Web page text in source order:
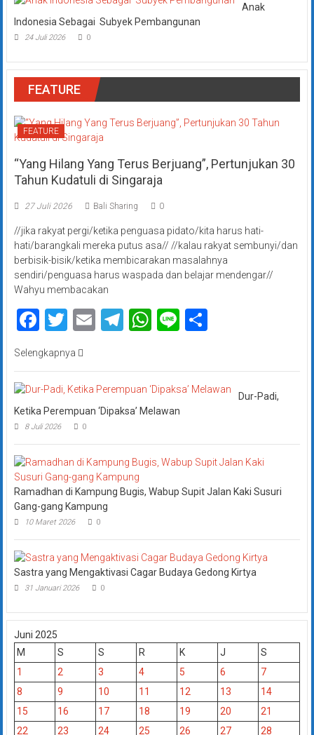
Anak
Indonesia Sebagai Subyek Pembangunan
24 Juli 2026 0
FEATURE
FEATURE
“Yang Hilang Yang Terus Berjuang”, Pertunjukan 30
Tahun Kudatuli di Singaraja
27 Juli 2026 Bali Sharing 0
//jika rakyat pergi/ketika penguasa pidato/kita harus hati-
hati/barangkali mereka putus asa// //kalau rakyat sembunyi/dan
berbisik-bisik/ketika membicarakan masalahnya
sendiri/penguasa harus waspada dan belajar mendengar//
Wahyu membacakan
Facebook
Twitter
EmailTelegram
WhatsApp
LineShare
Selengkapnya
Dur-Padi,
Ketika Perempuan ‘Dipaksa’ Melawan
8 Juli 2026 0
Ramadhan di Kampung Bugis, Wabup Supit Jalan Kaki Susuri
Gang-gang Kampung
10 Maret 2026 0
Sastra yang Mengaktivasi Cagar Budaya Gedong Kirtya
31 Januari 2026 0
Juni 2025
M
S S R K J
S
1
2 3 4 5 6
7
8
9 10 11 12 13
14
15
16 17 18 19 20
21
22
23 24 25 26 27 28